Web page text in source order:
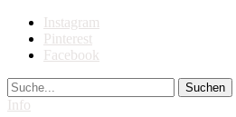
Instagram
Pinterest
Facebook
Suche
Info